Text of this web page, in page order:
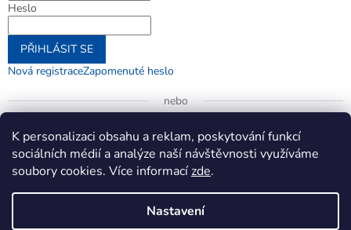
K personalizaci obsahu a reklam, poskytování funkcí
sociálních médií a analýze naší návštěvnosti využíváme
soubory cookies. Více informacízde.
Nastavení
Heslo
PŘIHLÁSIT SE
Nová registraceZapomenuté heslo
nebo
Přihlásit se přes Google